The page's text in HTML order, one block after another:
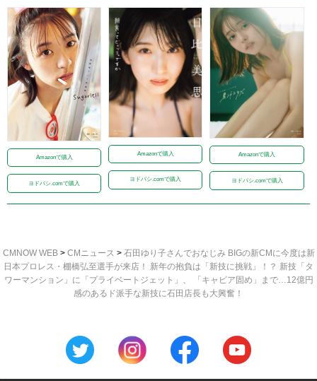
Amazonで購入
ヨドバシ.comで購入
Amazonで購入
ヨドバシ.comで購入
Amazonで購入
ヨドバシ.comで購入
CMNOW WEB> CMニュース > 石田ゆり子さんでおなじみ BIGの新CMに今度は新
日本プロレス・棚橋弘至選手が来店！ 新年の抱負は「新技に挑戦」！？ 新技「タ
ワーマンション」に「プライベートジェット」、 「キャビア固め」まで…12億円
感のあるド派手な新技に石田店長も大興奮！